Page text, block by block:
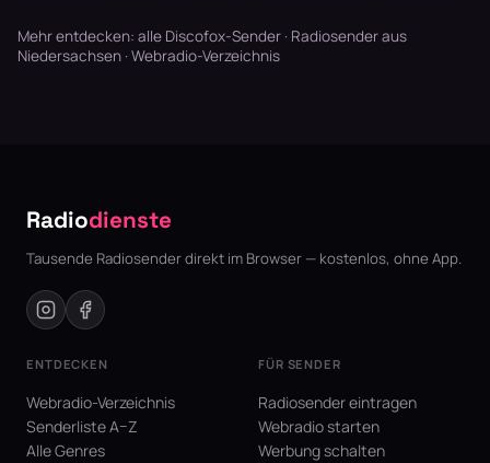
Mehr entdecken: alle Discofox-Sender · Radiosender aus
Niedersachsen · Webradio-Verzeichnis
Radiodienste
Tausende Radiosender direkt im Browser — kostenlos, ohne App.
ENTDECKEN
Webradio-Verzeichnis
Senderliste A–Z
Alle Genres
FÜR SENDER
Radiosender eintragen
Webradio starten
Werbung schalten